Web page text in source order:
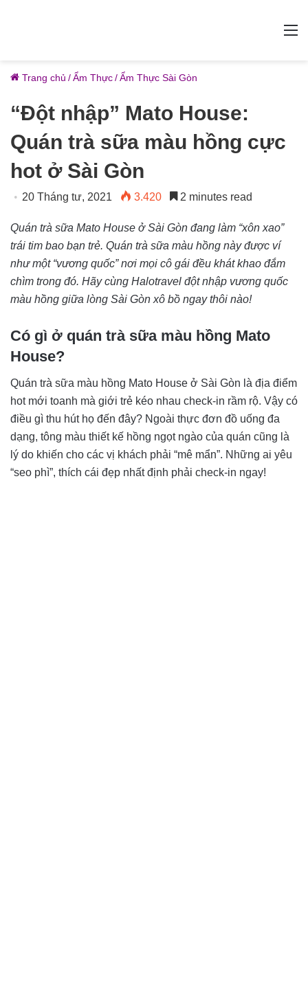
Trang chủ /Ẩm Thực/Ẩm Thực Sài Gòn
“Đột nhập” Mato House:
Quán trà sữa màu hồng cực
hot ở Sài Gòn
20 Tháng tư, 2021 3.420 2 minutes read
Quán trà sữa Mato House ở Sài Gòn đang làm “xôn xao”
trái tim bao bạn trẻ. Quán trà sữa màu hồng này được ví
như một “vương quốc” nơi mọi cô gái đều khát khao đắm
chìm trong đó. Hãy cùng Halotravel đột nhập vương quốc
màu hồng giữa lòng Sài Gòn xô bồ ngay thôi nào!
Có gì ở quán trà sữa màu hồng Mato
House?
Quán trà sữa màu hồng Mato House ở Sài Gòn là địa điểm
hot mới toanh mà giới trẻ kéo nhau check-in rầm rộ. Vậy có
điều gì thu hút họ đến đây? Ngoài thực đơn đồ uống đa
dạng, tông màu thiết kế hồng ngọt ngào của quán cũng là
lý do khiến cho các vị khách phải “mê mẩn”. Những ai yêu
“seo phì”, thích cái đẹp nhất định phải check-in ngay!